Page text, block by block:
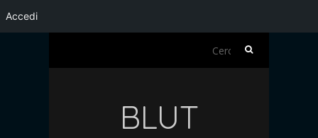
Accedi
Ricerca
BLUT